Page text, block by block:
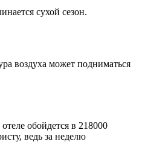
сухой сезон.
воздуха может подниматься
обойдется в 218000
ведь за неделю